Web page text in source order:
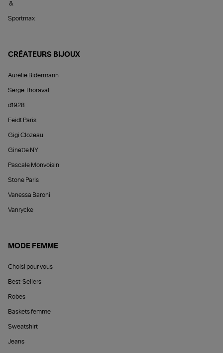
&
Sportmax
CRÉATEURS BIJOUX
Aurélie Bidermann
Serge Thoraval
d1928
Feidt Paris
Gigi Clozeau
Ginette NY
Pascale Monvoisin
Stone Paris
Vanessa Baroni
Vanrycke
MODE FEMME
Choisi pour vous
Best-Sellers
Robes
Baskets femme
Sweatshirt
Jeans